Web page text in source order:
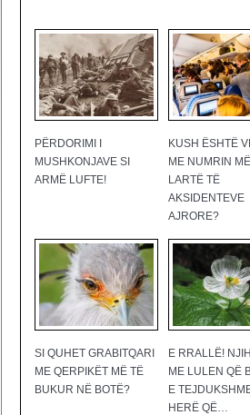
PËRDORIMI I
MUSHKONJAVE SI
ARMË LUFTE!
KUSH ËSHTË
ME NUMRIN
LARTË TË
AKSIDENTEVE
AJRORE?
SI QUHET GRABITQARI
ME QERPIKËT MË TË
BUKUR NË BOTË?
E RRALLË!
ME LULEN QË
E
HERË QË…